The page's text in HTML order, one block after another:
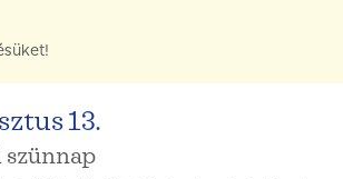
13.
szünnap